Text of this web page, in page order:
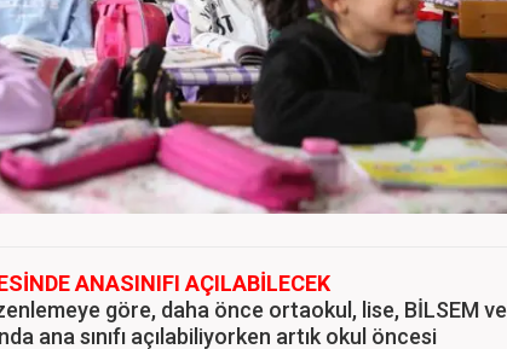
ANASINIFI AÇILABİLECEK
göre, daha önce ortaokul, lise, BİLSEM ve
ana sınıfı açılabiliyorken artık okul öncesi